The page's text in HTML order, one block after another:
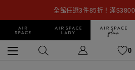
全館任選3件85折！滿
0